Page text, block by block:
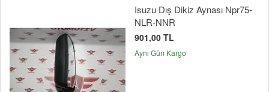
Isuzu Dış Dikiz Aynası Npr75-
NLR-NNR
901,00 TL
Aynı Gün Kargo